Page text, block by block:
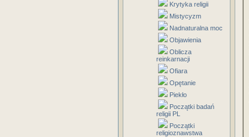
Krytyka religii
Mistycyzm
Nadnaturalna moc
Objawienia
Oblicza
reinkarnacji
Ofiara
Opętanie
Piekło
Początki badań
religii PL
Początki
religioznawstwa